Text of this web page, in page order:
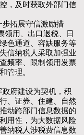
，及时获取外部门信
拓展守信激励措
领用、出口退税、日
色通道、容缺服务等
信纳税人采取加强业
频率、限制领用发票
管理。
府建设为契机，积
、证券、住建、自然
动跨部门信息数据的
用性，为大数据风险
纳税人涉税费信息数